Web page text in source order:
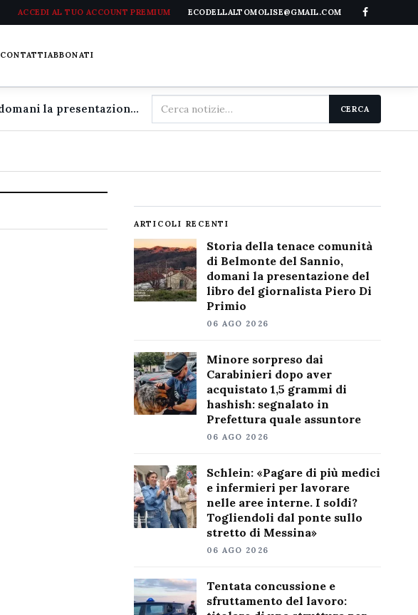
ACCEDI AL TUO ACCOUNT PREMIUM ECODELLALTOMOLISE@GMAIL.COM
CONTATTIABBONATI
Storia della tenace comunità di Belmonte del Sannio, domani la presentazione del libro del giornalista Piero Di Primio
Cerca
nel
CERCA
ARTICOLI RECENTI
Storia della tenace comunità
di Belmonte del Sannio,
domani la presentazione del
libro del giornalista Piero Di
Primio
06 AGO 2026
Minore sorpreso dai
Carabinieri dopo aver
acquistato 1,5 grammi di
hashish: segnalato in
Prefettura quale assuntore
06 AGO 2026
Schlein: «Pagare di più medici
e infermieri per lavorare
nelle aree interne. I soldi?
Togliendoli dal ponte sullo
stretto di Messina»
06 AGO 2026
Tentata concussione e
sfruttamento del lavoro: